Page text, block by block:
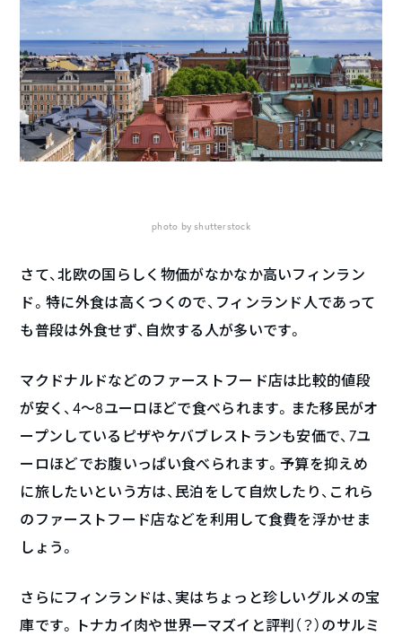
photo by shutterstock
さて、北欧の国らしく物価がなかなか高いフィンラン
ド。特に外食は高くつくので、フィンランド人であって
も普段は外食せず、自炊する人が多いです。
マクドナルドなどのファーストフード店は比較的値段
が安く、4～8ユーロほどで食べられます。また移民がオ
ープンしているピザやケバブレストランも安価で、7ユ
ーロほどでお腹いっぱい食べられます。予算を抑えめ
に旅したいという方は、民泊をして自炊したり、これら
のファーストフード店などを利用して食費を浮かせま
しょう。
さらにフィンランドは、実はちょっと珍しいグルメの宝
庫です。トナカイ肉や世界一マズイと評判（？）のサルミ